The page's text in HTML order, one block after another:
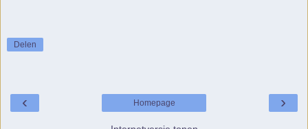
Delen
‹ ›
Homepage